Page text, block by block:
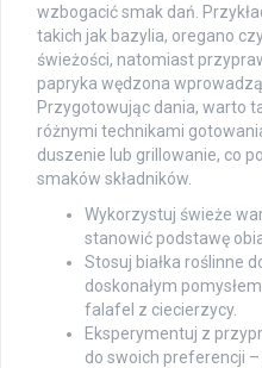
wzbogacić smak dań.
takich jak bazylia, oregano
świeżości, natomiast
papryka wędzona wprowadzą
Przygotowując dania, warto
różnymi technikami
duszenie lub grillowanie, co
smaków składników.
Wykorzystuj świeże
stanowić podstawę
Stosuj białka roślinne
doskonałym
falafel z ciecierzycy.
Eksperymentuj z
do swoich preferencji –